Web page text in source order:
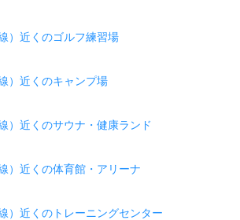
）近くのゴルフ練習場
）近くのキャンプ場
）近くのサウナ・健康ランド
）近くの体育館・アリーナ
）近くのトレーニングセンター